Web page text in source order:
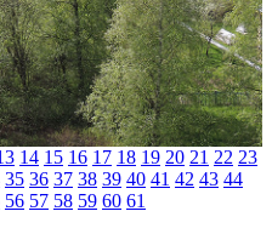
14 15 16 17 18 19 20 21 22 23
35 36 37 38 39 40 41 42 43 44
56 57 58 59 60 61